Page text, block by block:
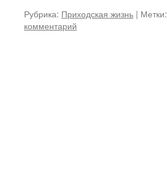
Рубрика: Приходская жизнь | Метки:
комментарий